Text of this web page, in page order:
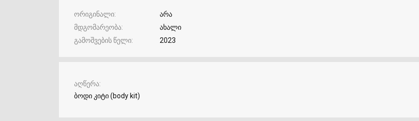
ორიგინალი
არა
მდგომარეობა
ახალი
გამოშვების წელი
2023
აღწერა
ბოდი კიტი (body kit)